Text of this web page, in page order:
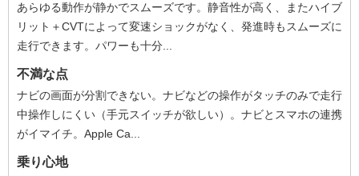
あらゆる動作が静かでスムーズです。静音性が高く、またハイブ
リット＋CVTによって変速ショックがなく、発進時もスムーズに
走行できます。パワーも十分...
不満な点
ナビの画面が分割できない。ナビなどの操作がタッチのみで走行
中操作しにくい（手元スイッチが欲しい）。ナビとスマホの連携
がイマイチ。Apple Ca...
乗り心地